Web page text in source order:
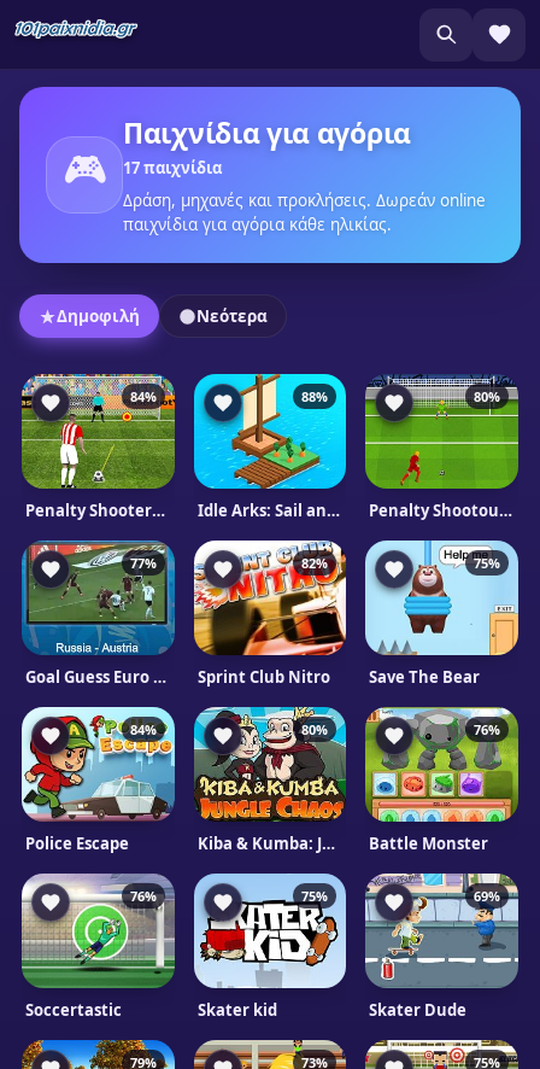
🎮
Παιχνίδια για αγόρια
17 παιχνίδια
Δράση, μηχανές και προκλήσεις. Δωρεάν online
παιχνίδια για αγόρια κάθε ηλικίας.
Δημοφιλή Νεότερα
84%
Penalty Shooters 2
88%
Idle Arks: Sail and Build
80%
Penalty Shootout: Euro Cup 2016
77%
Goal Guess Euro 2016
82%
Sprint Club Nitro
75%
Save The Bear
84%
Police Escape
80%
Kiba & Kumba: Jungle Chaos
76%
Battle Monster
76%
Soccertastic
75%
Skater kid
69%
Skater Dude
79% 73% 75%